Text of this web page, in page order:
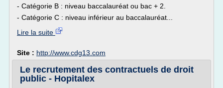
- Catégorie B : niveau baccalauréat ou bac + 2.
- Catégorie C : niveau inférieur au baccalauréat...
Lire la suite
Site : http://www.cdg13.com
Le recrutement des contractuels de droit
public - Hopitalex